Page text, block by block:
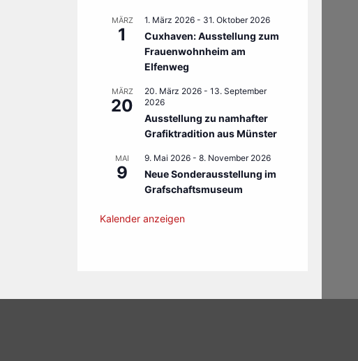
MÄRZ
1
1. März 2026 - 31. Oktober 2026
Cuxhaven: Ausstellung zum
Frauenwohnheim am
Elfenweg
MÄRZ
20
20. März 2026 - 13. September
2026
Ausstellung zu namhafter
Grafiktradition aus Münster
MAI
9
9. Mai 2026 - 8. November 2026
Neue Sonderausstellung im
Grafschaftsmuseum
Kalender anzeigen